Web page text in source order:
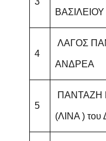
ΒΑΣΙΛΕΙΟΥ
4
ΛΑΓΟΣ
ΑΝΔΡΕΑ
5
ΠΑΝΤΑΖΗ
(ΛΙΝΑ )